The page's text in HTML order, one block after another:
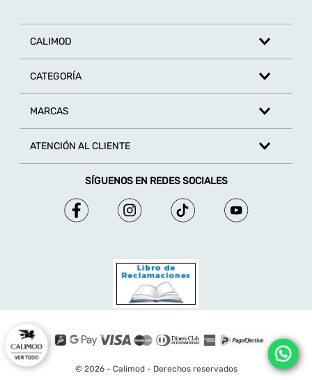
CALIMOD
CATEGORÍA
MARCAS
ATENCIÓN AL CLIENTE
SÍGUENOS EN REDES SOCIALES
© 2026 - Calimod - Derechos reservados